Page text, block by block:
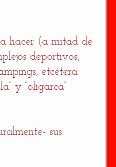
hacer (a mitad de
deportivos,
etcétera
y “oligarca”
sus